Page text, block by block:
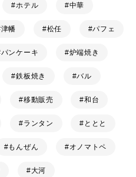
ホテル 中華
津幡 松任 パフェ
パンケーキ 炉端焼き
鉄板焼き バル
移動販売 和台
ランタン ととと
もんぜん オノマトペ
大河